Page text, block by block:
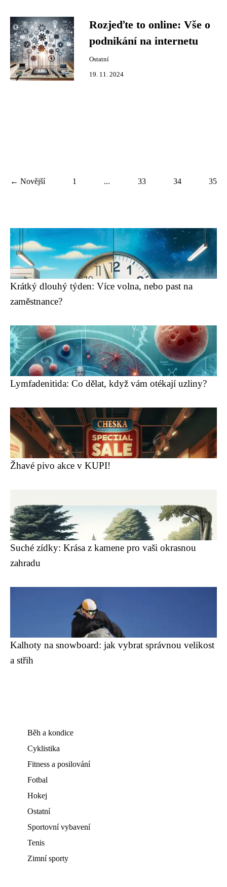
Rozjeďte to online: Vše o
podnikání na internetu
Ostatní
19. 11. 2024
← Novější 1 ... 33 34 35
Krátký dlouhý týden: Více volna, nebo past na
zaměstnance?
Lymfadenitida: Co dělat, když vám otékají uzliny?
Žhavé pivo akce v KUPI!
Suché zídky: Krása z kamene pro vaši okrasnou
zahradu
Kalhoty na snowboard: jak vybrat správnou velikost
a střih
Běh a kondice
Cyklistika
Fitness a posilování
Fotbal
Hokej
Ostatní
Sportovní vybavení
Tenis
Zimní sporty